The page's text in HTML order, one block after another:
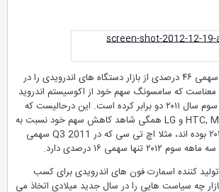
سامسونگ به تنهایی سهمی ۴۶ درصدی از بازار دستگاه های اندرویدی را در
معناست که سامسونگ سهم خود از اکوسیستم اندروید
را نسبت به سه ماهه سوم سال ۲۰۱۱ دو برابر کرده است. این درحالیست که
شرکت های HTC, Motorola و LG همگی شاهد کاهش سهم خود نسبت به
سه ماهه سوم سال ۲۰۱۱ بوده اند، مثلا اچ تی سی که در Q3 2011 سهمی
کننده اسمارت فون های اندرویدی برای کسب
چه سیاست هایی را در سال جدید میلادی اتخاذ می